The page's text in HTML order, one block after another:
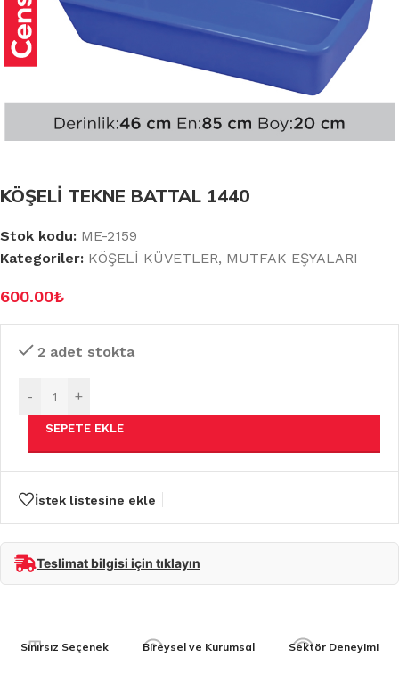
KÖŞELİ TEKNE BATTAL 1440
Stok kodu: ME-2159
Kategoriler: KÖŞELİ KÜVETLER, MUTFAK EŞYALARI
600.00₺
2 adet stokta
- +
SEPETE EKLE
İstek listesine ekle
Teslimat bilgisi için tıklayın
Sınırsız Seçenek Bireysel ve Kurumsal Sektör Deneyimi